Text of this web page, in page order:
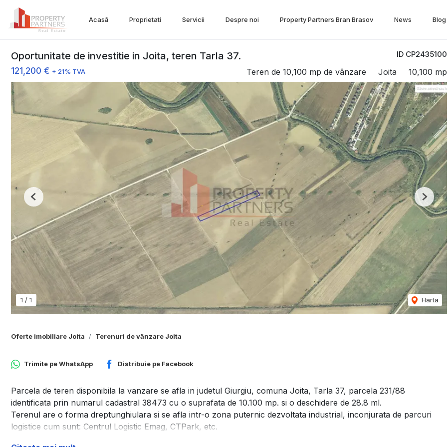
Acasă Proprietati Servicii Despre noi Property Partners Bran Brasov News Blog
ID CP2435100
Oportunitate de investitie in Joita, teren Tarla 37.
121,200 € + 21% TVA Teren de 10,100 mp de vânzare Joita 10,100 mp
1 / 1 Harta
Previous Next
Oferte imobiliare Joita Terenuri de vânzare Joita
Trimite peWhatsApp Distribuie pe Facebook
Parcela de teren disponibila la vanzare se afla in judetul Giurgiu, comuna Joita, Tarla 37, parcela 231/88
identificata prin numarul cadastral 38473 cu o suprafata de 10.100 mp. si o deschidere de 28.8 ml.
Terenul are o forma dreptunghiulara si se afla intr-o zona puternic dezvoltata industrial, inconjurata de parcuri
logistice cum sunt: Centrul Logistic Emag, CTPark, etc.